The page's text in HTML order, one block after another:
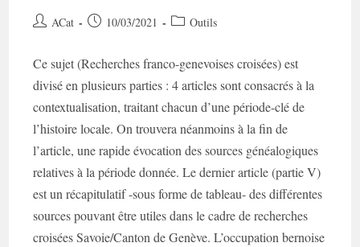
Auteur/autrice
publication :
ACat
Post 10/03/2021
PostOutils
Ce sujet (Recherches franco-genevoises croisées) est
divisé en plusieurs parties : 4 articles sont consacrés à la
contextualisation, traitant chacun d’une période-clé de
l’histoire locale. On trouvera néanmoins à la fin de
l’article, une rapide évocation des sources généalogiques
relatives à la période donnée. Le dernier article (partie V)
est un récapitulatif -sous forme de tableau- des différentes
sources pouvant être utiles dans le cadre de recherches
croisées Savoie/Canton de Genève. L’occupation bernoise